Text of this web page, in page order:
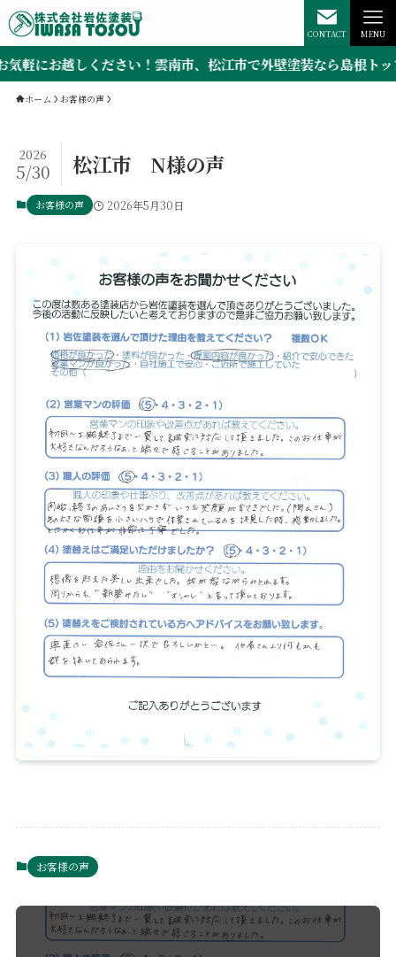
CONTACT MENU
にお越しください！雲南市、松江市で外壁塗装なら島根トッ
ホーム お客様の声
松江市 N様の声
2026
5/30
お客様の声 2026年5月30日
お客様の声